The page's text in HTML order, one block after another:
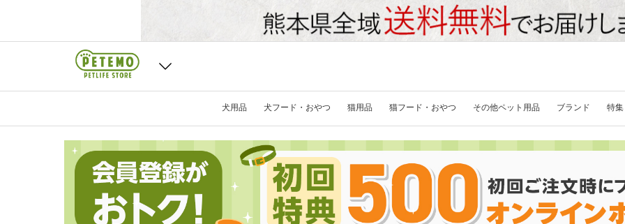
犬用品 犬フード・おやつ 猫用品 猫フード・おやつ その他ペット用品 ブランド 特集